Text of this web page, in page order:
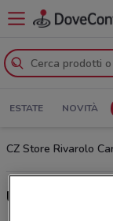
ESTATE NOVITÀ
CZ Store Rivarolo
Ultime offerte